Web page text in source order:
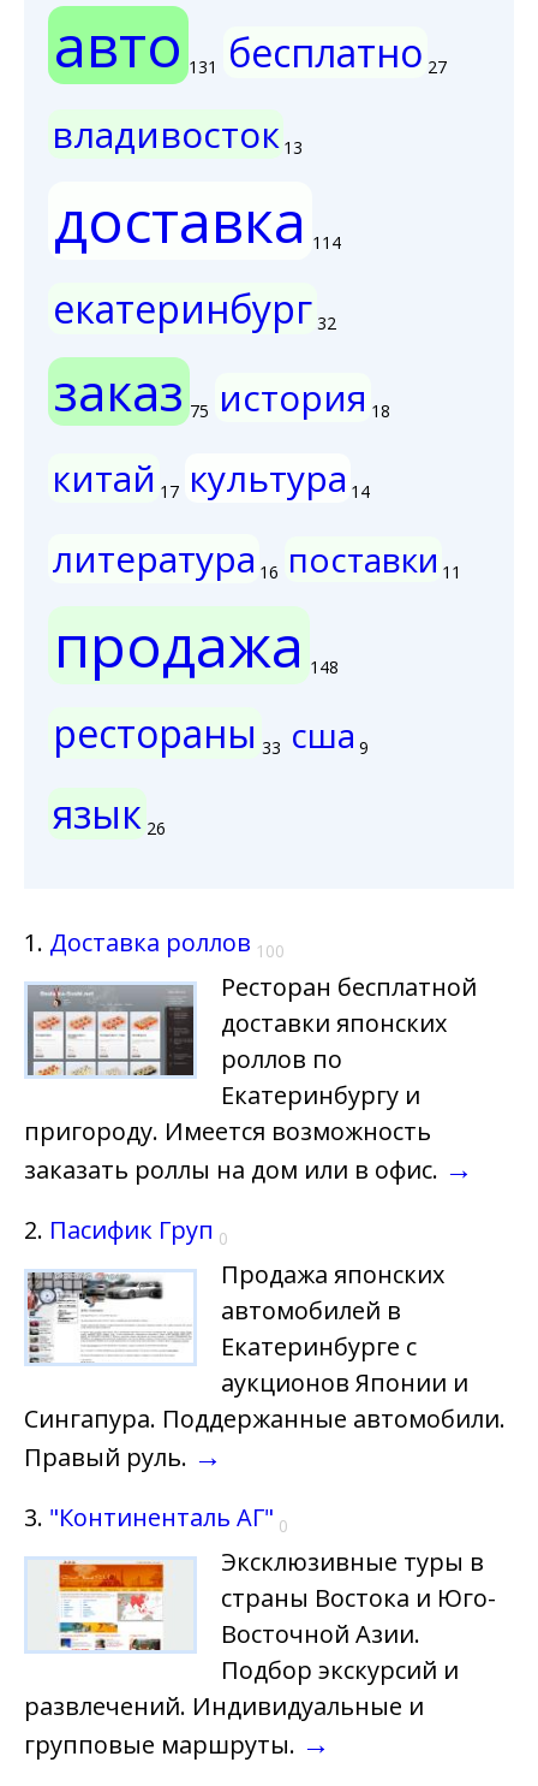
авто 131 бесплатно 27
владивосток 13
доставка 114
екатеринбург 32
заказ 75 история 18
китай 17 культура 14
литература 16 поставки 11
продажа 148
рестораны 33 сша 9
язык 26
1. Доставка роллов 100
Ресторан бесплатной
доставки японских
роллов по
Екатеринбургу и
пригороду. Имеется возможность
заказать роллы на дом или в офис. →
2. Пасифик Груп 0
Продажа японских
автомобилей в
Екатеринбурге с
аукционов Японии и
Сингапура. Поддержанные автомобили.
Правый руль. →
3. "Континенталь АГ" 0
Эксклюзивные туры в
страны Востока и Юго-
Восточной Азии.
Подбор экскурсий и
развлечений. Индивидуальные и
групповые маршруты. →